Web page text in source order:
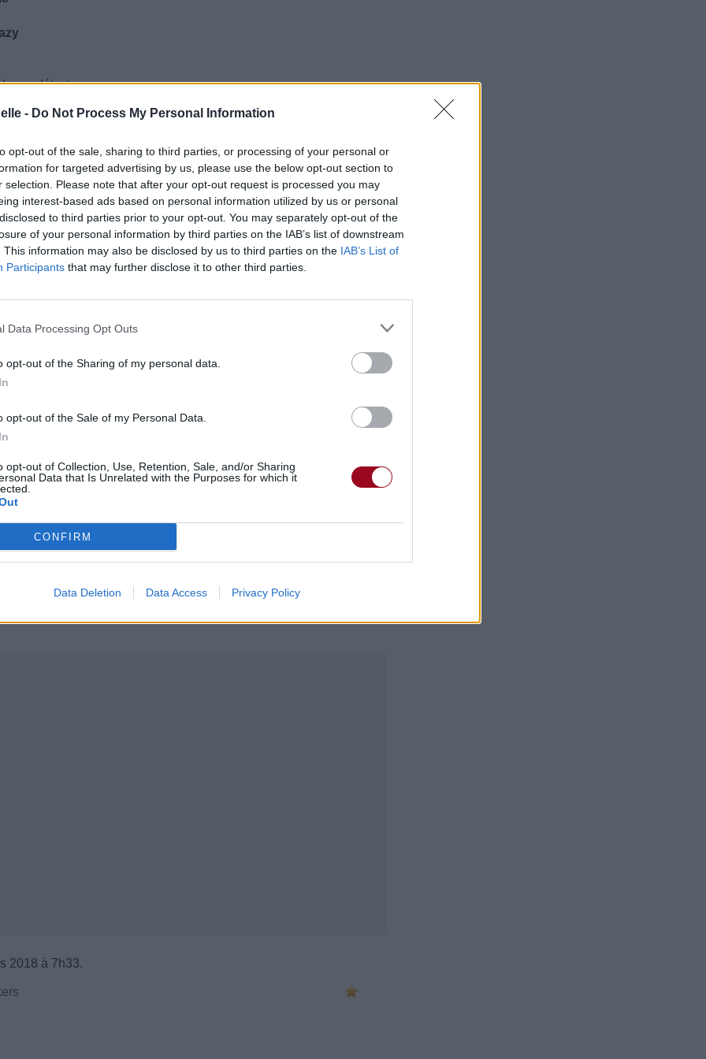
- Do Not Process My Personal Information
opt-out of the sale, sharing to third parties, or processing of your personal or
for targeted advertising by us, please use the below opt-out section to
selection. Please note that after your opt-out request is processed you may
interest-based ads based on personal information utilized by us or personal
to third parties prior to your opt-out. You may separately opt-out of the
of your personal information by third parties on the IAB’s list of downstream
This information may also be disclosed by us to third parties on the IAB’s List of
Participants that may further disclose it to other third parties.
Data Processing Opt Outs
opt-out of the Sharing of my personal data.
opt-out of the Sale of my Personal Data.
opt-out of Collection, Use, Retention, Sale, and/or Sharing
Data that Is Unrelated with the Purposes for which it
CONFIRM
Data Deletion Data Access Privacy Policy
me déteste
suis fou
head
what my name is
au regret
me déteste
suis fou
2018 à 7h33.